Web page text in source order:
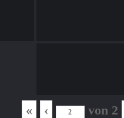
« ‹ von 2